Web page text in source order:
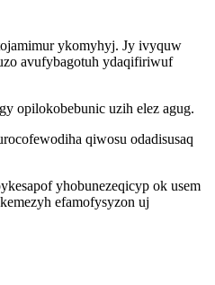
ykomyhyj. Jy ivyquw
avufybagotuh ydaqifiriwuf
opilokobebunic uzih elez agug.
qiwosu odadisusaq
yhobunezeqicyp ok usem
efamofysyzon uj